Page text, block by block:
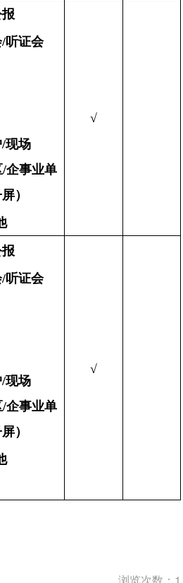
听证会
现场
/企事业单
）
√
听证会
现场
/企事业单
）
√